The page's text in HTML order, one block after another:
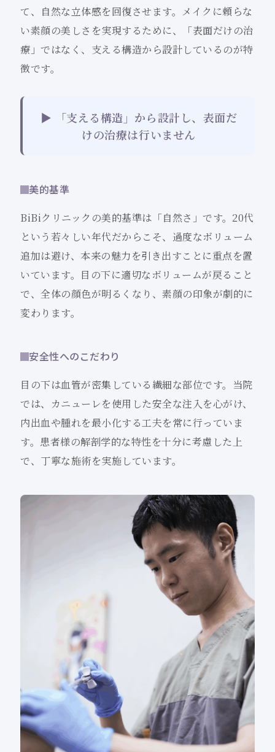
て、自然な立体感を回復させます。メイクに頼らな
い素顔の美しさを実現するために、「表面だけの治
療」ではなく、支える構造から設計しているのが特
徴です。
▶ 「支える構造」から設計し、表面だ
けの治療は行いません
美的基準
BiBiクリニックの美的基準は「自然さ」です。20代
という若々しい年代だからこそ、過度なボリューム
追加は避け、本来の魅力を引き出すことに重点を置
いています。目の下に適切なボリュームが戻ること
で、全体の顔色が明るくなり、素顔の印象が劇的に
変わります。
安全性へのこだわり
目の下は血管が密集している繊細な部位です。当院
では、カニューレを使用した安全な注入を心がけ、
内出血や腫れを最小化する工夫を常に行っていま
す。患者様の解剖学的な特性を十分に考慮した上
で、丁寧な施術を実施しています。